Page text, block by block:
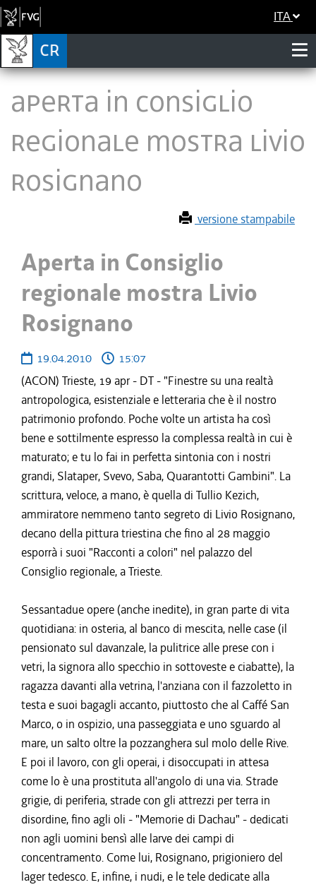
ITA
Aperta in Consiglio
regionale mostra Livio
Rosignano
versione stampabile
Aperta in Consiglio
regionale mostra Livio
Rosignano
19.04.2010
15:07
(ACON) Trieste, 19 apr - DT - "Finestre su una realtà
antropologica, esistenziale e letteraria che è il nostro
patrimonio profondo. Poche volte un artista ha così
bene e sottilmente espresso la complessa realtà in cui è
maturato; e tu lo fai in perfetta sintonia con i nostri
grandi, Slataper, Svevo, Saba, Quarantotti Gambini". La
scrittura, veloce, a mano, è quella di Tullio Kezich,
ammiratore nemmeno tanto segreto di Livio Rosignano,
decano della pittura triestina che fino al 28 maggio
esporrà i suoi "Racconti a colori" nel palazzo del
Consiglio regionale, a Trieste.
Sessantadue opere (anche inedite), in gran parte di vita
quotidiana: in osteria, al banco di mescita, nelle case (il
pensionato sul davanzale, la pulitrice alle prese con i
vetri, la signora allo specchio in sottoveste e ciabatte), la
ragazza davanti alla vetrina, l'anziana con il fazzoletto in
testa e suoi bagagli accanto, piuttosto che al Caffé San
Marco, o in ospizio, una passeggiata e uno sguardo al
mare, un salto oltre la pozzanghera sul molo delle Rive.
E poi il lavoro, con gli operai, i disoccupati in attesa
come lo è una prostituta all'angolo di una via. Strade
grigie, di periferia, strade con gli attrezzi per terra in
disordine, fino agli oli - "Memorie di Dachau" - dedicati
non agli uomini bensì alle larve dei campi di
concentramento. Come lui, Rosignano, prigioniero del
lager tedesco. E, infine, i nudi, e le tele dedicate alla